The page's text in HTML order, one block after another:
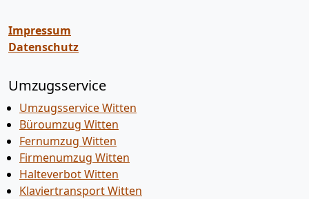
Impressum
Datenschutz
Umzugsservice
Umzugsservice Witten
Büroumzug Witten
Fernumzug Witten
Firmenumzug Witten
Halteverbot Witten
Klaviertransport Witten